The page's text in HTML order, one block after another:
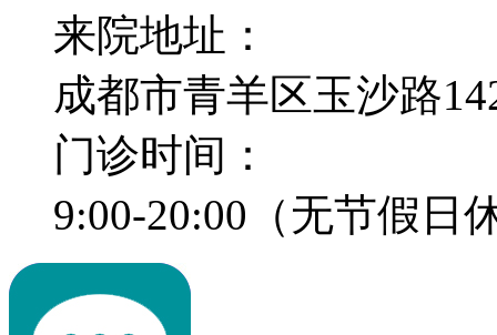
来院地址：
成都市青羊区玉沙路
门诊时间：
9:00-20:00（无节假日